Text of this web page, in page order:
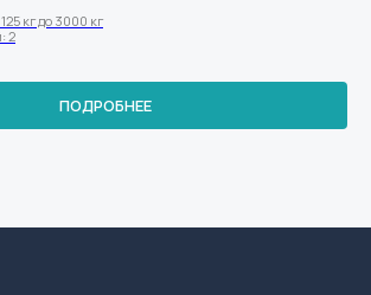
кг до 3000 кг
2
ПОДРОБНЕЕ